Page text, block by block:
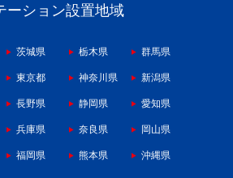
ーション設置地域
茨城県 栃木県 群馬県
東京都 神奈川県 新潟県
長野県 静岡県 愛知県
兵庫県 奈良県 岡山県
福岡県 熊本県 沖縄県